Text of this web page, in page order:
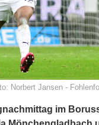
Norbert Jansen -
im